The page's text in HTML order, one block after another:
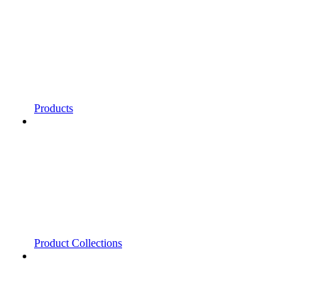
Products
Product Collections